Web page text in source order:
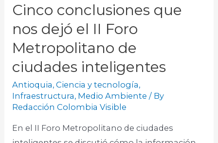
Cinco conclusiones que
nos dejó el II Foro
Metropolitano de
ciudades inteligentes
Antioquia,Ciencia y tecnología,
Infraestructura, Medio Ambiente / By
Redacción Colombia Visible
En el II Foro Metropolitano de ciudades